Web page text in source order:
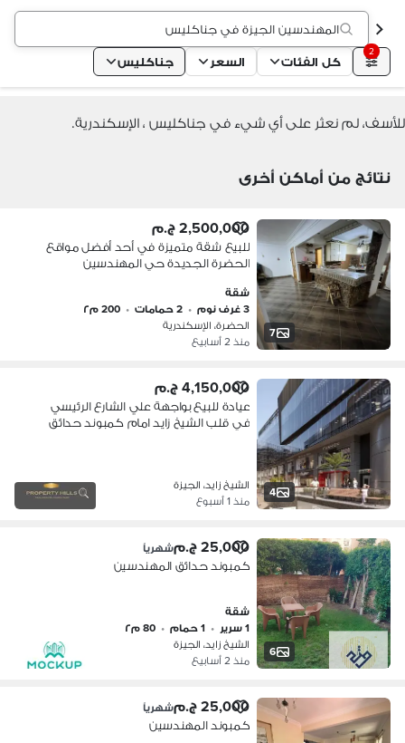
المهندسين الجيزة في جناكليس
2
كل الفئات السعر جناكليس
للأسف، لم نعثر على أي شيء في جناكليس ، الإسكندرية.
نتائج من أماكن أخرى
7
2,500,000 ج.م
للبيع شقة متميزة في أحد أفضل مواقع
الحضرة الجديدة حي المهندسين
شقة
3 غرف نوم
• 2 حمامات • 200 م٢
الحضرة، الإسكندرية
منذ 2 أسابيع
4
4,150,000 ج.م
عيادة للبيع بواجهة علي الشارع الرئيسي
في قلب الشيخ زايد امام كمبوند حدائق
الشيخ زايد، الجيزة
منذ 1 أسبوع
6
25,000 ج.م شهرياً
كمبوند حدائق المهندسين
شقة
1 سرير
• 1 حمام • 80 م٢
الشيخ زايد، الجيزة
منذ 2 أسابيع
25,000 ج.م شهرياً
كمبوند المهندسين